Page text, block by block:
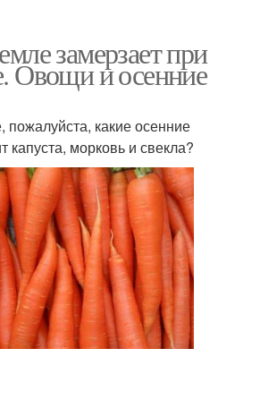
замерзает при
Овощи и осенние
пожалуйста, какие осенние
капуста, морковь и свекла?